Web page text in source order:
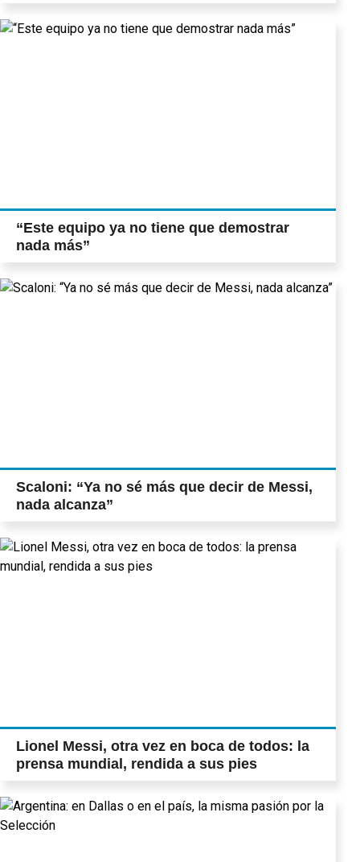
“Este equipo ya no tiene que demostrar
nada más”
Scaloni: “Ya no sé más que decir de Messi,
nada alcanza”
Lionel Messi, otra vez en boca de todos: la
prensa mundial, rendida a sus pies